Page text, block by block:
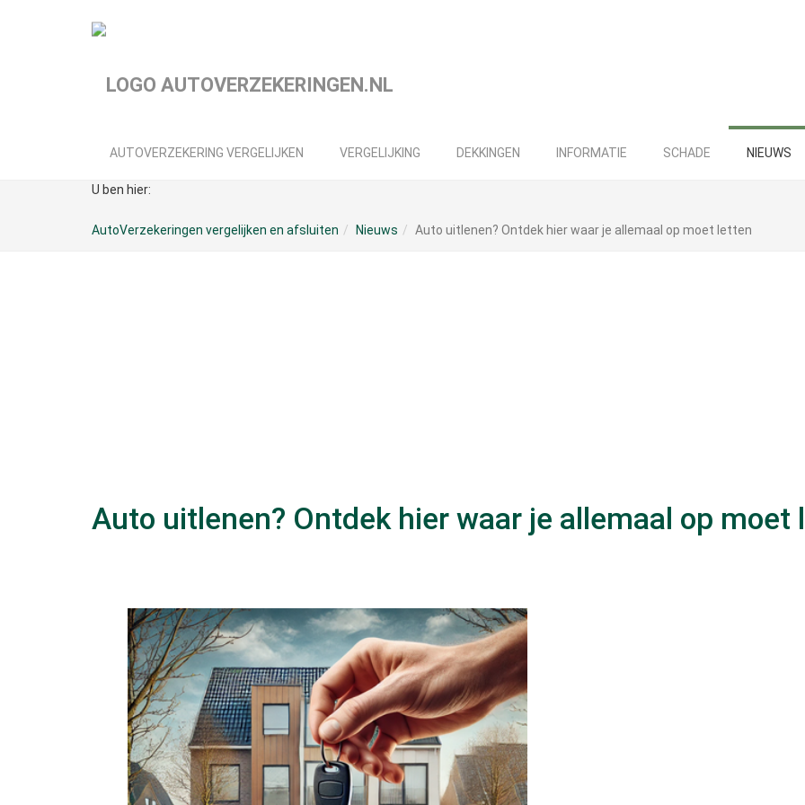
AUTOVERZEKERING VERGELIJKEN VERGELIJKING DEKKINGEN INFORMATIE SCHADE NIEUWS
U ben hier:
AutoVerzekeringen vergelijken en afsluiten Nieuws Auto uitlenen? Ontdek hier waar je allemaal op moet letten
Auto uitlenen? Ontdek hier waar je allemaal op moet